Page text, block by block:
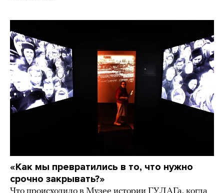
«Как мы превратились в то, что нужно
срочно закрывать?»